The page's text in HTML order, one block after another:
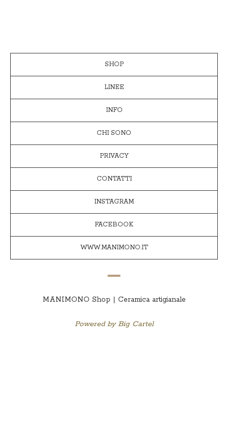
SHOP
LINEE
INFO
CHI SONO
PRIVACY
CONTATTI
INSTAGRAM
FACEBOOK
WWW.MANIMONO.IT
MANIMONO Shop | Ceramica artigianale
Powered by Big Cartel